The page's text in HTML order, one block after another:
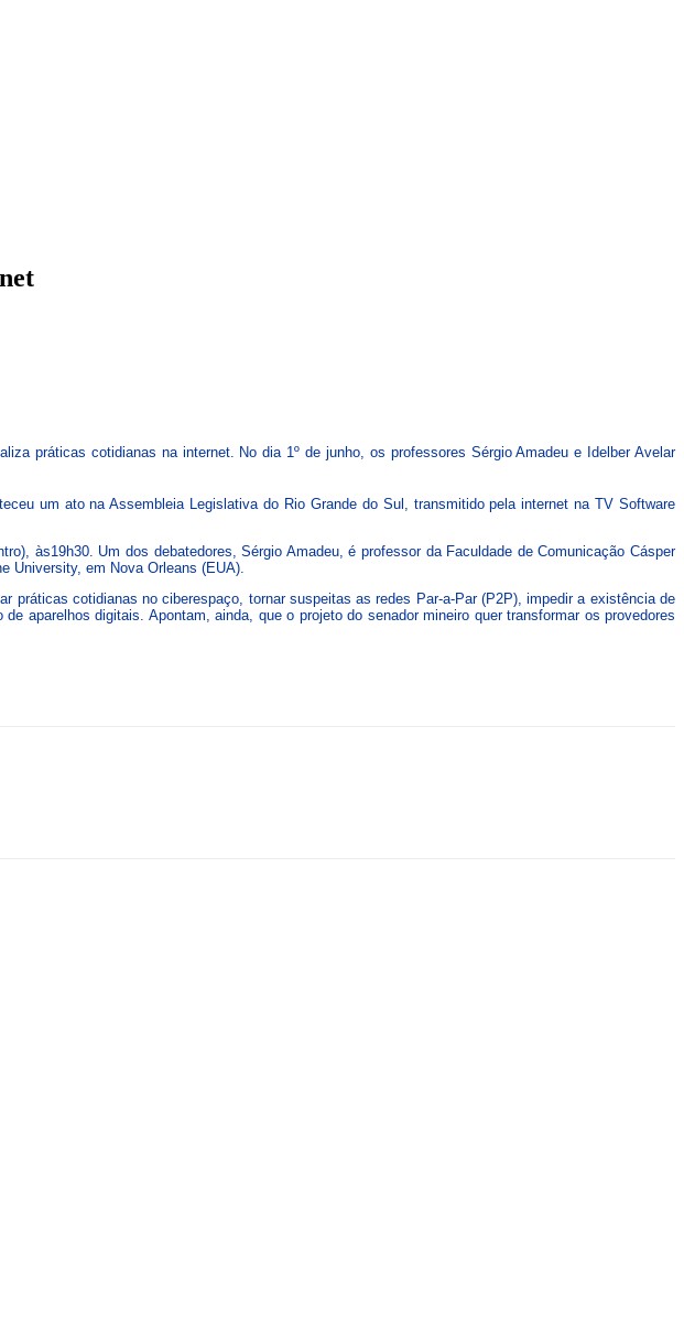
práticas cotidianas na internet. No dia 1º de junho, os professores Sérgio Amadeu e Idelber Avelar
um ato na Assembleia Legislativa do Rio Grande do Sul, transmitido pela internet na TV Software
às19h30. Um dos debatedores, Sérgio Amadeu, é professor da Faculdade de Comunicação Cásper
University, em Nova Orleans (EUA).
cotidianas no ciberespaço, tornar suspeitas as redes Par-a-Par (P2P), impedir a existência de
aparelhos digitais. Apontam, ainda, que o projeto do senador mineiro quer transformar os provedores